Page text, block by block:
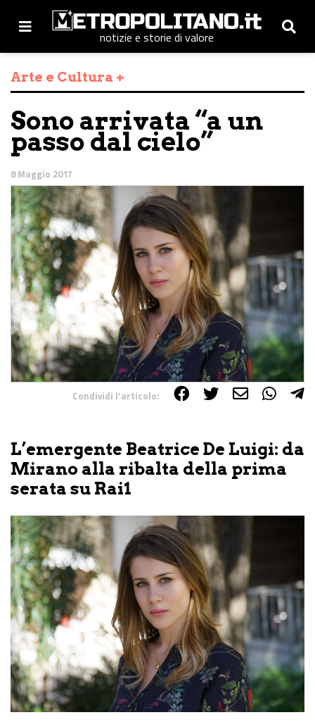
notizie e storie di valore
Arte e Cultura +
Sono arrivata “a un
passo dal cielo”
8 Maggio 2017
Condividi l'articolo:
L’emergente Beatrice De Luigi: da
Mirano alla ribalta della prima
serata su Rai1